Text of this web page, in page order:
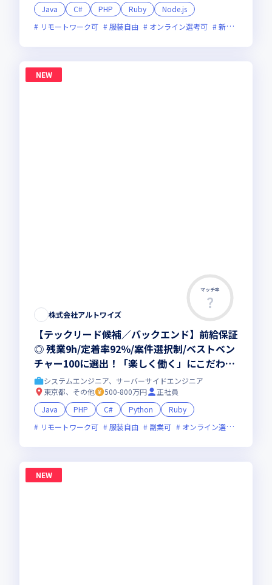
Java
C# PHP Ruby
Node.js
リモートワーク可
服装自由 オンライン選考可 新技術に積極的
NEW
マッチ率
株式会社アルトワイズ
【テックリード候補／バックエンド】前給保証
◎ 残業9h/定着率92％/案件選択制/ベストベン
チャー100に選出！「楽しく働く」にこだわり
抜く会社。仕事も、人生も、本気で楽しめる環
境へ！
システムエンジニア、サーバーサイドエンジニア
東京都、その他
500-800万円
正社員
Java
PHP C# Python
Ruby
リモートワーク可
服装自由 副業可 オンライン選考可
NEW